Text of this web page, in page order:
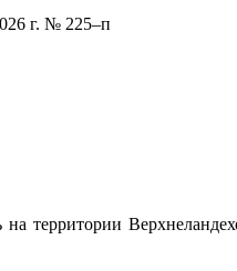
г. № 225–п
территории